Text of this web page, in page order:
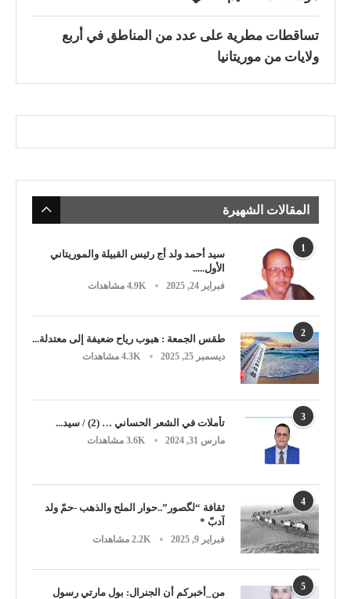
تساقطات مطرية على عدد من المناطق في أربع
ولايات من موريتانيا
المقالات الشهيرة
1
سيد أحمد ولد أج رئيس القبيلة والموريتاني
الأول.....
فبراير 24, 2025 4.9K مشاهدات
2 طقس الجمعة : هبوب رياح ضعيفة إلى معتدلة...
ديسمبر 25, 2025 4.3K مشاهدات
3 تأملات في الشعر الحساني … (2) / سيد...
مارس 31, 2024 3.6K مشاهدات
4
ثقافة “لگصور”..حوار الملح والذهب -حمّ ولد
آدبّ *
فبراير 9, 2025 2.2K مشاهدات
5
من_أخبركم أن الجنرال: بول مارتي رسول